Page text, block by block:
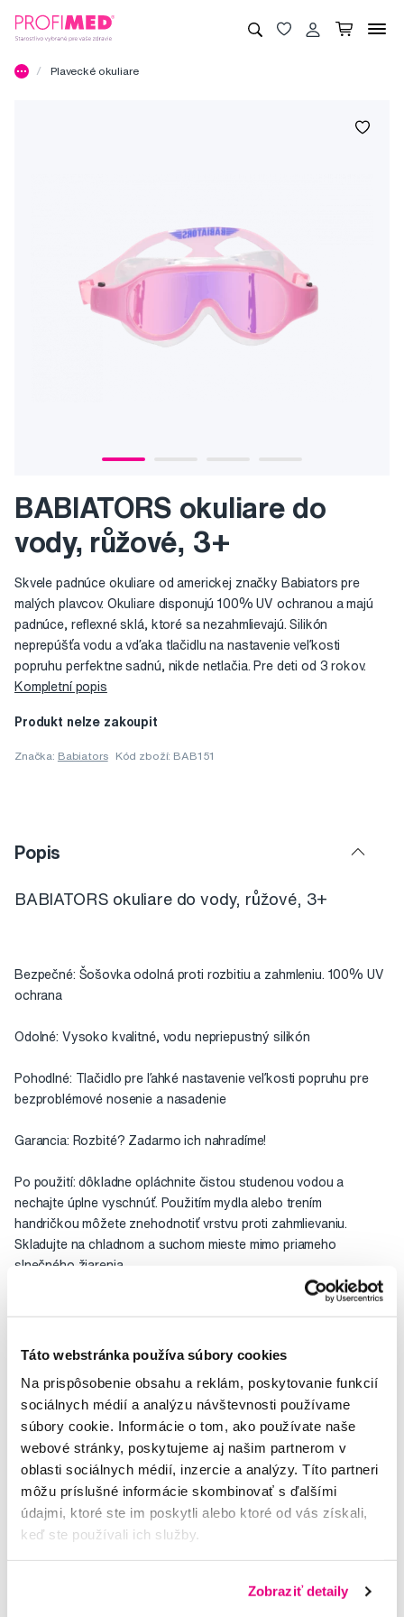
Táto webstránka používa súbory cookies
Na prispôsobenie obsahu a reklám, poskytovanie funkcií
sociálnych médií a analýzu návštevnosti používame
súbory cookie. Informácie o tom, ako používate naše
webové stránky, poskytujeme aj našim partnerom v
oblasti sociálnych médií, inzercie a analýzy. Títo partneri
môžu príslušné informácie skombinovať s ďalšími
údajmi, ktoré ste im poskytli alebo ktoré od vás získali,
keď ste používali ich služby.
Zobraziť detaily
Plavecké okuliare
BABIATORS okuliare do
vody, růžové, 3+
Skvele padnúce okuliare od americkej značky Babiators pre
malých plavcov. Okuliare disponujú 100% UV ochranou a majú
padnúce, reflexné sklá, ktoré sa nezahmlievajú. Silikón
neprepúšťa vodu a vďaka tlačidlu na nastavenie veľkosti
popruhu perfektne sadnú, nikde netlačia. Pre deti od 3 rokov.
Kompletní popis
Produkt nelze zakoupit
Značka: Babiators Kód zboží: BAB151
Popis
BABIATORS okuliare do vody, růžové, 3+
Bezpečné: Šošovka odolná proti rozbitiu a zahmleniu. 100% UV
ochrana
Odolné: Vysoko kvalitné, vodu nepriepustný silikón
Pohodlné: Tlačidlo pre ľahké nastavenie veľkosti popruhu pre
bezproblémové nosenie a nasadenie
Garancia: Rozbité? Zadarmo ich nahradíme!
Po použití: dôkladne opláchnite čistou studenou vodou a
nechajte úplne vyschnúť. Použitím mydla alebo trením
handričkou môžete znehodnotiť vrstvu proti zahmlievaniu.
Skladujte na chladnom a suchom mieste mimo priameho
slnečného žiarenia.
Hodnocení
Potřebujete poradit?